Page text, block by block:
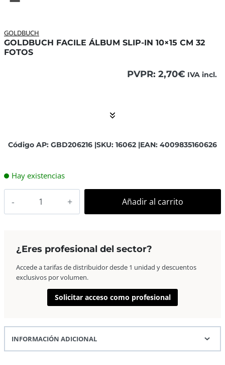
GOLDBUCH
GOLDBUCH FACILE ÁLBUM SLIP-IN 10×15 CM 32
FOTOS
PVPR: 2,70€ IVA incl.
Código AP: GBD206216 |SKU: 16062 |EAN: 4009835160626
Hay existencias
Añadir al carrito
¿Eres profesional del sector?
Accede a tarifas de distribuidor desde 1 unidad y descuentos
exclusivos por volumen.
Solicitar acceso como profesional
INFORMACIÓN ADICIONAL